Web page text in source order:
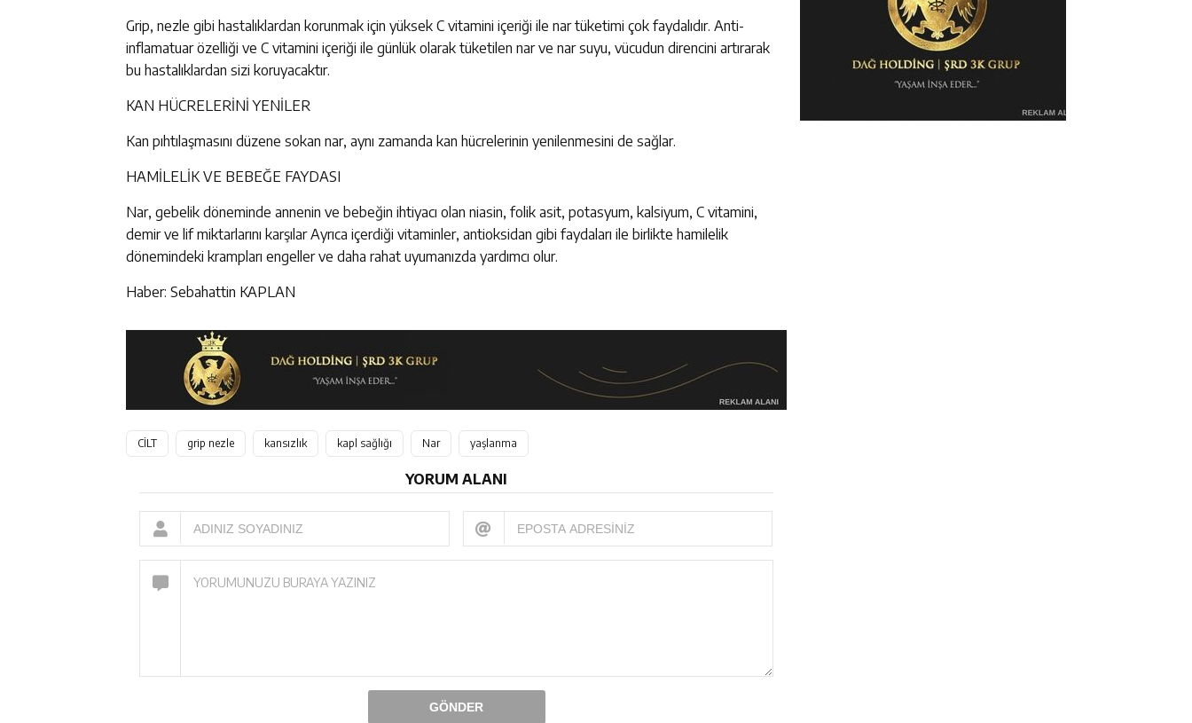
Grip, nezle gibi hastalıklardan korunmak için yüksek C vitamini içeriği ile nar tüketimi çok faydalıdır. Anti-
inflamatuar özelliği ve C vitamini içeriği ile günlük olarak tüketilen nar ve nar suyu, vücudun direncini artırarak
bu hastalıklardan sizi koruyacaktır.
KAN HÜCRELERİNİ YENİLER
Kan pıhtılaşmasını düzene sokan nar, aynı zamanda kan hücrelerinin yenilenmesini de sağlar.
HAMİLELİK VE BEBEĞE FAYDASI
Nar, gebelik döneminde annenin ve bebeğin ihtiyacı olan niasin, folik asit, potasyum, kalsiyum, C vitamini,
demir ve lif miktarlarını karşılar Ayrıca içerdiği vitaminler, antioksidan gibi faydaları ile birlikte hamilelik
dönemindeki krampları engeller ve daha rahat uyumanızda yardımcı olur.
Haber: Sebahattin KAPLAN
CİLT grip nezle kansızlık kapl sağlığı Nar yaşlanma
YORUM ALANI
GÖNDER